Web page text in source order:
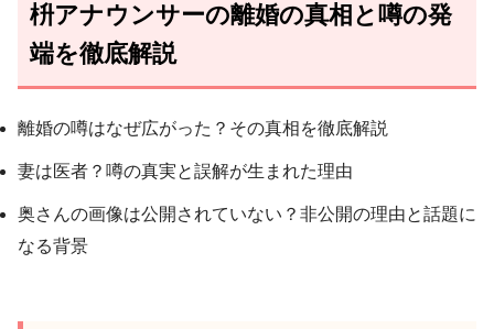
枡アナウンサーの離婚の真相と噂の発
端を徹底解説
離婚の噂はなぜ広がった？その真相を徹底解説
妻は医者？噂の真実と誤解が生まれた理由
奥さんの画像は公開されていない？非公開の理由と話題に
なる背景